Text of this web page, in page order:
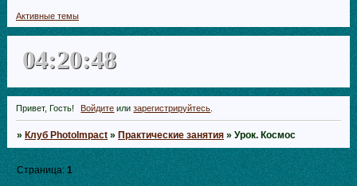
Активные темы
04:20:50
Привет, Гость! Войдите илизарегистрируйтесь
»Клуб PhotoImpact »Практические занятия »Урок. Космос
Страница:1